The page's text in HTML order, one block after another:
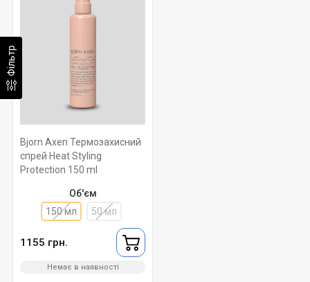
Фільтр
Bjorn Axen Термозахисний
спрей Heat Styling
Protection 150 ml
Об'єм
150 мл
50 мл
1155 грн.
Немає в наявності